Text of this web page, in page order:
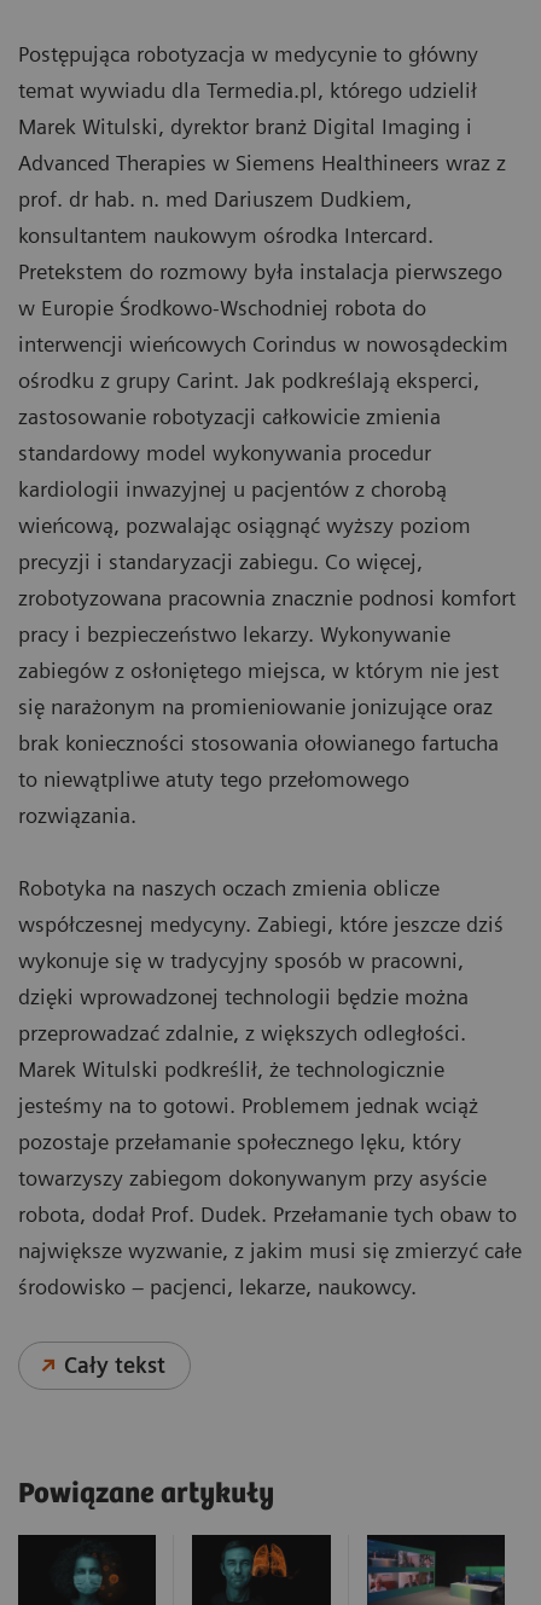
Postępująca robotyzacja w medycynie to główny
temat wywiadu dla Termedia.pl, którego udzielił
Marek Witulski, dyrektor branż Digital Imaging i
Advanced Therapies w Siemens Healthineers wraz z
prof. dr hab. n. med Dariuszem Dudkiem,
konsultantem naukowym ośrodka Intercard.
Pretekstem do rozmowy była instalacja pierwszego
w Europie Środkowo-Wschodniej robota do
interwencji wieńcowych Corindus w nowosądeckim
ośrodku z grupy Carint. Jak podkreślają eksperci,
zastosowanie robotyzacji całkowicie zmienia
standardowy model wykonywania procedur
kardiologii inwazyjnej u pacjentów z chorobą
wieńcową, pozwalając osiągnąć wyższy poziom
precyzji i standaryzacji zabiegu. Co więcej,
zrobotyzowana pracownia znacznie podnosi komfort
pracy i bezpieczeństwo lekarzy. Wykonywanie
zabiegów z osłoniętego miejsca, w którym nie jest
się narażonym na promieniowanie jonizujące oraz
brak konieczności stosowania ołowianego fartucha
to niewątpliwe atuty tego przełomowego
rozwiązania.
Robotyka na naszych oczach zmienia oblicze
współczesnej medycyny. Zabiegi, które jeszcze dziś
wykonuje się w tradycyjny sposób w pracowni,
dzięki wprowadzonej technologii będzie można
przeprowadzać zdalnie, z większych odległości.
Marek Witulski podkreślił, że technologicznie
jesteśmy na to gotowi. Problemem jednak wciąż
pozostaje przełamanie społecznego lęku, który
towarzyszy zabiegom dokonywanym przy asyście
robota, dodał Prof. Dudek. Przełamanie tych obaw to
największe wyzwanie, z jakim musi się zmierzyć całe
środowisko – pacjenci, lekarze, naukowcy.
Cały tekst
Powiązane artykuły